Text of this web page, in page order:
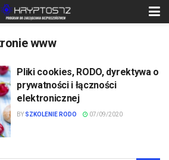
www
Pliki cookies, RODO, dyrektywa o
prywatności i łączności
elektronicznej
BY SZKOLENIE RODO 07/09/2020